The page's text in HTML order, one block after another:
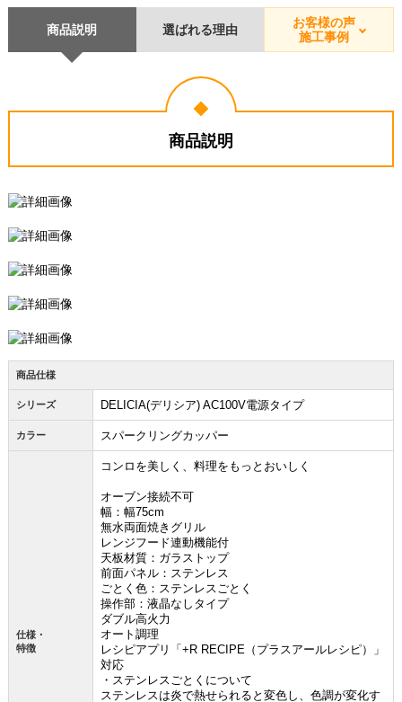
商品説明 選ばれる理由
お客様の声
施工事例
商品説明
商品仕様
シリーズ DELICIA(デリシア) AC100V電源タイプ
カラー スパークリングカッパー
仕様・
特徴
コンロを美しく、料理をもっとおいしく
オーブン接続不可
幅：幅75cm
無水両面焼きグリル
レンジフード連動機能付
天板材質：ガラストップ
前面パネル：ステンレス
ごとく色：ステンレスごとく
操作部：液晶なしタイプ
ダブル高火力
オート調理
レシピアプリ「+R RECIPE（プラスアールレシピ）」
対応
・ステンレスごとくについて
ステンレスは炎で熱せられると変色し、色調が変化す